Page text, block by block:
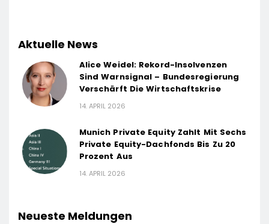
Aktuelle News
Alice Weidel: Rekord-Insolvenzen
Sind Warnsignal – Bundesregierung
Verschärft Die Wirtschaftskrise
14. APRIL 2026
Munich Private Equity Zahlt Mit Sechs
Private Equity-Dachfonds Bis Zu 20
Prozent Aus
14. APRIL 2026
Neueste Meldungen